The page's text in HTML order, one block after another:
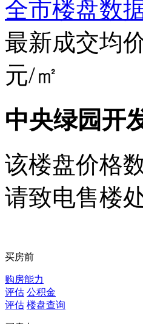
全市楼盘数
最新成交均价
元/㎡
中央绿园开
该楼盘价格
请致电售楼
买房前
购房能力
评估 公积金
评估 楼盘查询